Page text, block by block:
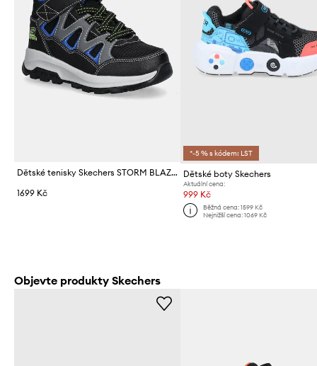
Dětské tenisky Skechers STORM BLAZER - DRIZZLE SQUAD
1699 Kč
*-5 % s kódem: LST
Dětské boty Skechers
Aktuální cena:
999 Kč
Běžná cena: 1599 Kč
Nejnižší cena: 1069 Kč
Objevte produkty Skechers